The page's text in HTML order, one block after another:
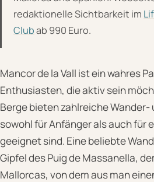
redaktionelle Sichtbarkeit im
Clubab 990 Euro.
Mancor de la Vall ist ein wahres
Enthusiasten, die aktiv sein
Berge bieten zahlreiche Wander-
sowohl für Anfänger als auch für
geeignet sind. Eine beliebte
Gipfel des Puig de Massanella,
Mallorcas, von dem aus man